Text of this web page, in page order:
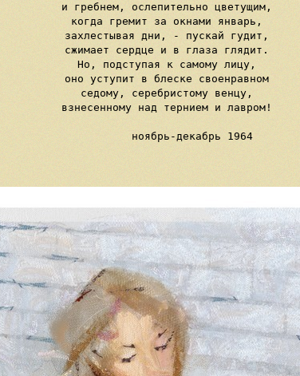
     и гребнем, ослепительно цветущим,
     когда гремит за окнами январь,
     захлестывая дни, - пускай гудит,
     сжимает сердце и в глаза глядит.
     Но, подступая к самому лицу,
     оно уступит в блеске своенравном
     седому, серебристому венцу,
     взнесенному над тернием и лавром!
             ноябрь-декабрь 1964